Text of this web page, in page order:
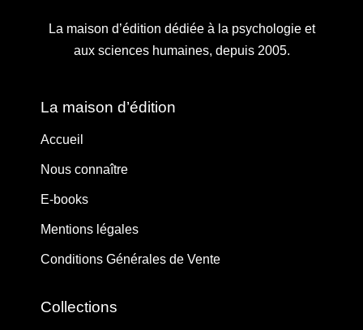
La maison d’édition dédiée à la psychologie et
aux sciences humaines, depuis 2005.
La maison d’édition
Accueil
Nous connaître
E-books
Mentions légales
Conditions Générales de Vente
Collections